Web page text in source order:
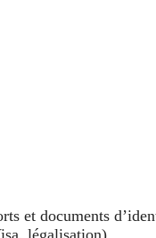
et documents